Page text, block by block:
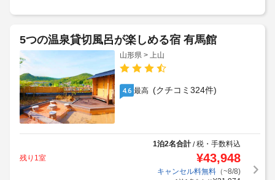
5つの温泉貸切風呂が楽しめる宿 有馬館
山形県 > 上山
4.6 最高 (クチコミ324件)
1泊2名合計/税・手数料込
残り1室
¥43,948
キャンセル料無料（~8/8)